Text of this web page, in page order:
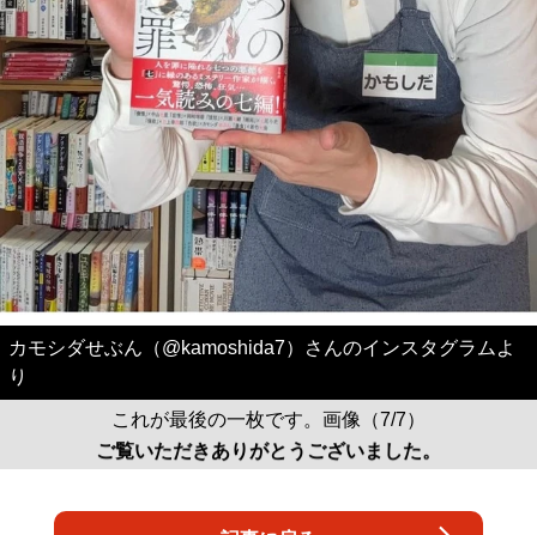
カモシダせぶん（@kamoshida7）さんのインスタグラムよ
り
これが最後の一枚です。画像（7/7）
ご覧いただきありがとうございました。